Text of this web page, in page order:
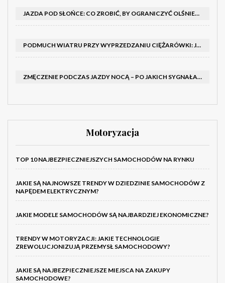
JAZDA POD SŁOŃCE: CO ZROBIĆ, BY OGRANICZYĆ OLŚNIENIE I POPRAWIĆ WIDOCZNOŚĆ
PODMUCH WIATRU PRZY WYPRZEDZANIU CIĘŻARÓWKI: JAK UTRZYMAĆ TOR JAZDY I OPANOWAĆ AUTO
ZMĘCZENIE PODCZAS JAZDY NOCĄ – PO JAKICH SYGNAŁACH ROZPOZNAĆ SENNOŚĆ ZA KIEROWNICĄ I KIEDY ZROBIĆ PRZERWĘ
Motoryzacja
TOP 10 NAJBEZPIECZNIEJSZYCH SAMOCHODÓW NA RYNKU
JAKIE SĄ NAJNOWSZE TRENDY W DZIEDZINIE SAMOCHODÓW Z
NAPĘDEM ELEKTRYCZNYM?
JAKIE MODELE SAMOCHODÓW SĄ NAJBARDZIEJ EKONOMICZNE?
TRENDY W MOTORYZACJI: JAKIE TECHNOLOGIE
ZREWOLUCJONIZUJĄ PRZEMYSŁ SAMOCHODOWY?
JAKIE SĄ NAJBEZPIECZNIEJSZE MIEJSCA NA ZAKUPY
SAMOCHODOWE?